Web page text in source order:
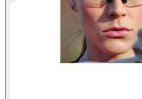
Armas, queremos para dar
ar, deitar pepper popper,
em legítima defesa,
alvo, tendo arma por
escolhas (Deus nos livre!)
vida real, do passado, do
obedecendo sempre a